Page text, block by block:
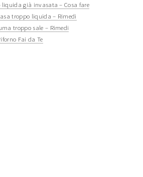
già invasata​ – Cosa fare​​
troppo liquida​​ – Rimedi​​
troppo sale​ – Rimedi​​
Fai da Te